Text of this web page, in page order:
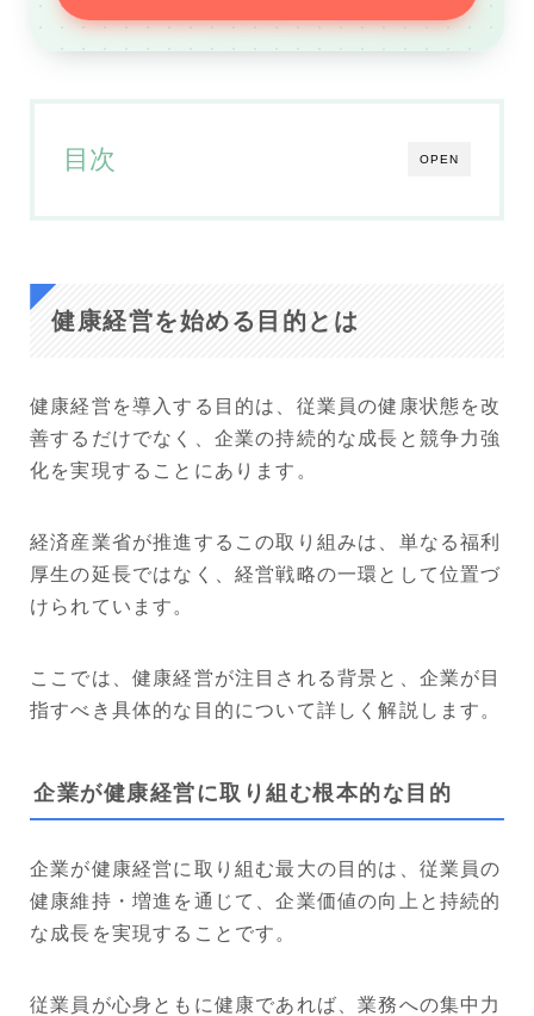
OPEN
目次
健康経営を始める目的とは
健康経営を導入する目的は、従業員の健康状態を改
善するだけでなく、企業の持続的な成長と競争力強
化を実現することにあります。
経済産業省が推進するこの取り組みは、単なる福利
厚生の延長ではなく、経営戦略の一環として位置づ
けられています。
ここでは、健康経営が注目される背景と、企業が目
指すべき具体的な目的について詳しく解説します。
企業が健康経営に取り組む根本的な目的
企業が健康経営に取り組む最大の目的は、従業員の
健康維持・増進を通じて、企業価値の向上と持続的
な成長を実現することです。
従業員が心身ともに健康であれば、業務への集中力